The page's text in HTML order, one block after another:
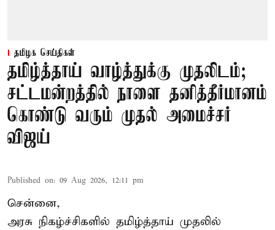
தமிழக செய்திகள்
தமிழ்த்தாய் வாழ்த்துக்கு முதலிடம்;
சட்டமன்றத்தில் நாளை தனித்தீர்மானம்
கொண்டு வரும் முதல் அமைச்சர்
விஜய்
Published on: 09 Aug 2026, 12:11 pm
சென்னை,
அரசு நிகழ்ச்சிகளில் தமிழ்த்தாய் முதலில்